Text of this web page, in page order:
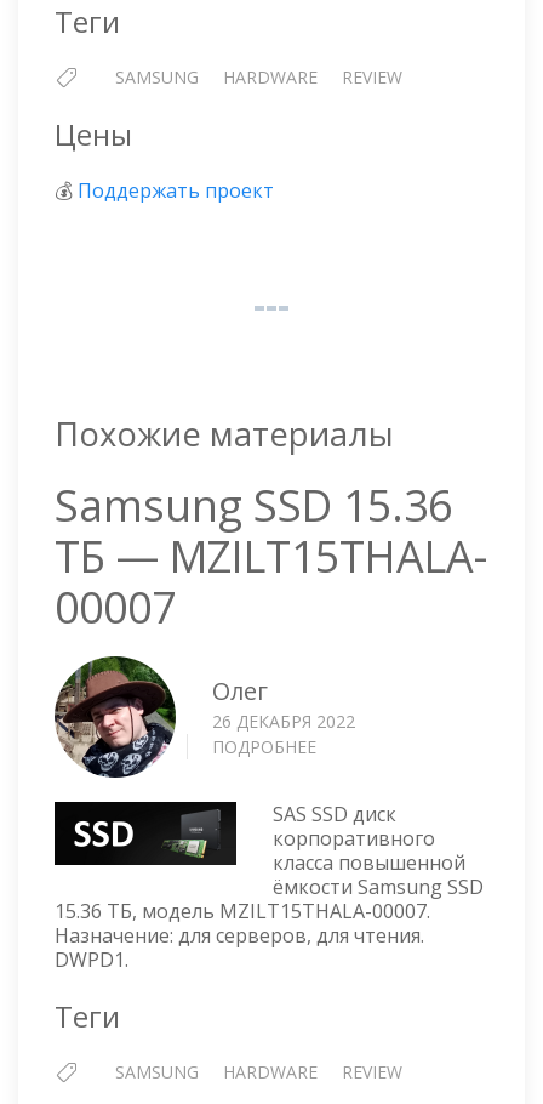
Теги
SAMSUNG HARDWARE REVIEW
Цены
💰 Поддержать проект
Похожие материалы
Samsung SSD 15.36
ТБ — MZILT15THALA-
00007
Олег
26 ДЕКАБРЯ 2022
ПОДРОБНЕЕ
15.36
ТБ
—
MZILT15THALA-
00007
SAS SSD диск
корпоративного
класса повышенной
ёмкости Samsung SSD
15.36 ТБ, модель MZILT15THALA-00007.
Назначение: для серверов, для чтения.
DWPD1.
Теги
SAMSUNG HARDWARE REVIEW